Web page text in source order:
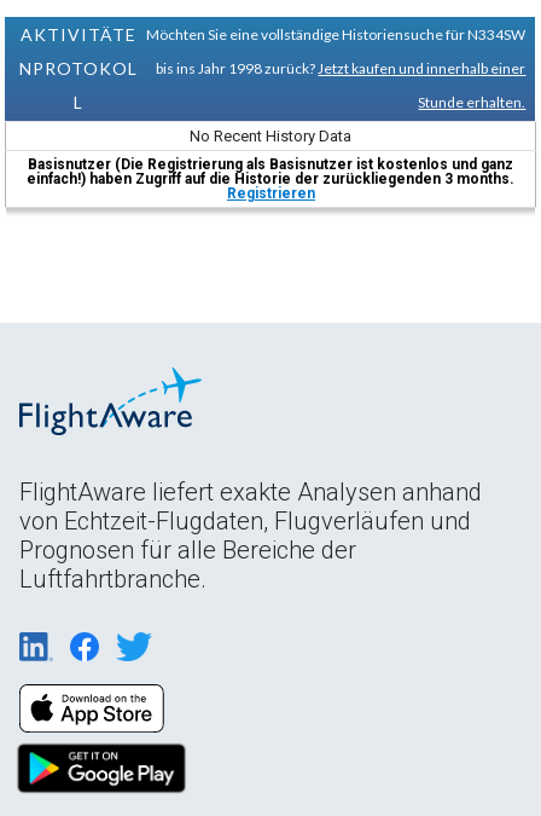
AKTIVITÄTE
NPROTOKOL
L
Möchten Sie eine vollständige Historiensuche für N334SW
bis ins Jahr 1998 zurück? Jetzt kaufen und innerhalb einer
Stunde erhalten.
No Recent History Data
Basisnutzer (Die Registrierung als Basisnutzer ist kostenlos und ganz
einfach!) haben Zugriff auf die Historie der zurückliegenden 3 months.
Registrieren
FlightAware liefert exakte Analysen anhand
von Echtzeit-Flugdaten, Flugverläufen und
Prognosen für alle Bereiche der
Luftfahrtbranche.